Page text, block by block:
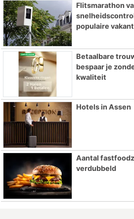
Flitsmarathon
populaire
Betaalbare
bespaar je
kwaliteit
Hotels in Assen
Aantal
verdubbeld